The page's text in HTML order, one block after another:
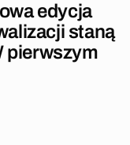
edycja
staną
pierwszym